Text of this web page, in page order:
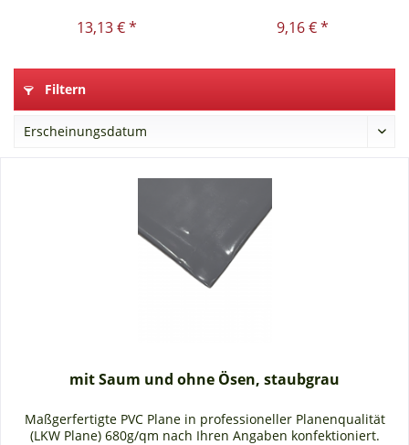
13,13 € * 9,16 € *
Filtern
mit Saum und ohne Ösen, staubgrau
Maßgerfertigte PVC Plane in professioneller Planenqualität
(LKW Plane) 680g/qm nach Ihren Angaben konfektioniert.